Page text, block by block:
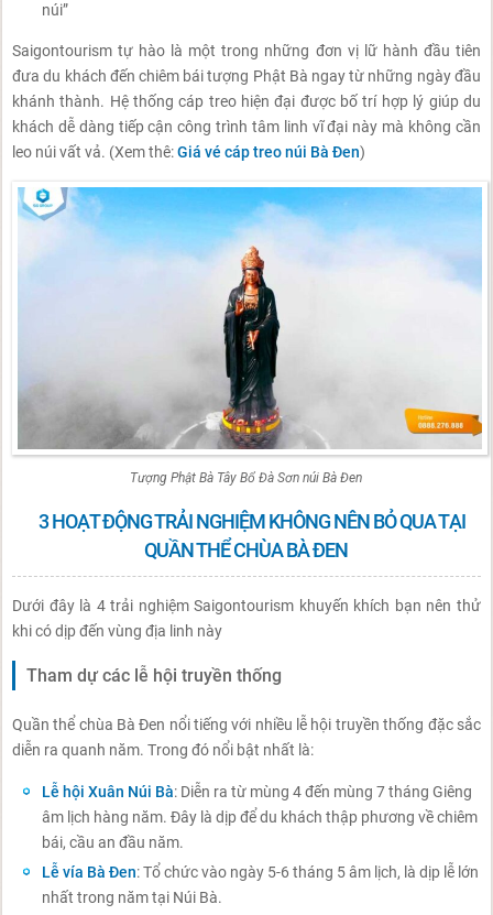
núi”
Saigontourism tự hào là một trong những đơn vị lữ hành đầu tiên
đưa du khách đến chiêm bái tượng Phật Bà ngay từ những ngày đầu
khánh thành. Hệ thống cáp treo hiện đại được bố trí hợp lý giúp du
khách dễ dàng tiếp cận công trình tâm linh vĩ đại này mà không cần
leo núi vất vả. (Xem thê:Giá vé cáp treo núi Bà Đen)
Tượng Phật Bà Tây Bổ Đà Sơn núi Bà Đen
3 HOẠT ĐỘNG TRẢI NGHIỆM KHÔNG NÊN BỎ QUA TẠI
QUẦN THỂ CHÙA BÀ ĐEN
Dưới đây là 4 trải nghiệm Saigontourism khuyến khích bạn nên thử
khi có dịp đến vùng địa linh này
Tham dự các lễ hội truyền thống
Quần thể chùa Bà Đen nổi tiếng với nhiều lễ hội truyền thống đặc sắc
diễn ra quanh năm. Trong đó nổi bật nhất là:
Lễ hội Xuân Núi Bà: Diễn ra từ mùng 4 đến mùng 7 tháng Giêng
âm lịch hàng năm. Đây là dịp để du khách thập phương về chiêm
bái, cầu an đầu năm.
Lễ vía Bà Đen: Tổ chức vào ngày 5-6 tháng 5 âm lịch, là dịp lễ lớn
nhất trong năm tại Núi Bà.